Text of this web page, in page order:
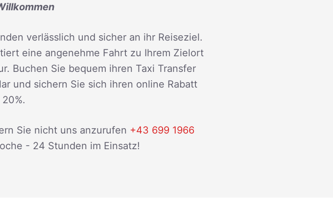
verlässlich und sicher an ihr Reiseziel.
eine angenehme Fahrt zu Ihrem Zielort
Buchen Sie bequem ihren Taxi Transfer
und sichern Sie sich ihren online Rabatt
Sie nicht uns anzurufen +43 699 1966
- 24 Stunden im Einsatz!